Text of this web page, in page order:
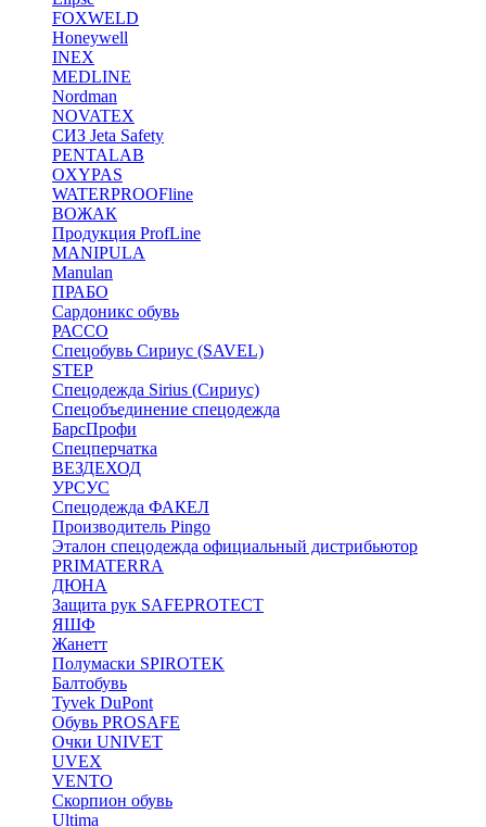
FOXWELD
Honeywell
INEX
MEDLINE
Nordman
NOVATEX
СИЗ Jeta Safety
PENTALAB
OXYPAS
WATERPROOFline
ВОЖАК
Продукция ProfLine
MANIPULA
Manulan
ПРАБО
Сардоникс обувь
РАССО
Спецобувь Сириус (SAVEL)
STEP
Спецодежда Sirius (Сириус)
Спецобъединение спецодежда
БарсПрофи
Спецперчатка
ВЕЗДЕХОД
УРСУС
Спецодежда ФАКЕЛ
Производитель Pingo
Эталон спецодежда официальный дистрибьютор
PRIMATERRA
ДЮНА
Защита рук SAFEPROTECT
ЯШФ
Жанетт
Полумаски SPIROTEK
Балтобувь
Tyvek DuPont
Обувь PROSAFE
Очки UNIVET
UVEX
VENTO
Скорпион обувь
Ultima